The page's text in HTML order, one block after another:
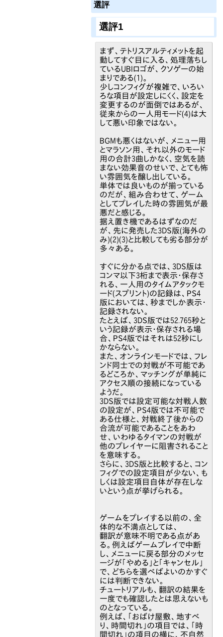
選評
選評1
まず、テトリスアルティメットを起
動してすぐ目に入る、処理落ちし
ているUBIロゴが、クソゲーの始
まりである(1)。
少しコンフィグが複雑で、いろい
ろな項目が設定しにくく、設定を
変更するのが面倒ではあるが、
従来からの一人用モード(4)は大
して悪い印象ではない。
BGMも悪くはないが、メニュー用
とマラソン用、それ以外のモード
用の合計3曲しかなく、空気を読
まない効果音のせいで、とても怖
い雰囲気を醸し出している。
単体では良いものが揃っている
のだが、組み合わせて、ゲーム
としてプレイした時の雰囲気が最
悪だと感じる。
据え置き機であるはずなのだ
が、先に発売した3DS版(海外の
み)(2)(3)と比較しても劣る部分が
多々ある。
すぐに分かる点では、3DS版は
コンマ以下3桁まで表示・保存さ
れる、一人用のタイムアタックモ
ード(スプリント)の記録は、PS4
版においては、秒までしか表示・
記録されない。
たとえば、3DS版では52.765秒と
いう記録が表示・保存される場
合、PS4版ではそれは52秒にし
かならない。
また、オンラインモードでは、フレ
ンド同士での対戦が不可能であ
るどころか、マッチングが単純に
アクセス順の接続になっている
ようだ。
3DS版では設定可能な対戦人数
の設定が、PS4版では不可能で
ある仕様と、対戦終了後からの
合流が可能であることをあわ
せ、いわゆるタイマンの対戦が
他のプレイヤーに阻害されること
を意味する。
さらに、3DS版と比較すると、コン
フィグでの設定項目が少ない、も
しくは設定項目自体が存在しな
いという点が挙げられる。
ゲームをプレイする以前の、全
体的な不満点としては、
翻訳が意味不明である点があ
る。例えばゲームプレイで中断
し、メニューに戻る部分のメッセ
ージが「やめる」と「キャンセル」
で、どちらを選べばよいのかすぐ
には判断できない。
チュートリアルも、翻訳の結果を
一度でも確認したとは思えないも
のとなっている。
例えば、「おばけ屋敷、地すべ
り、時間切れ」の項目では、「時
間切れ」の項目の横に、不自然